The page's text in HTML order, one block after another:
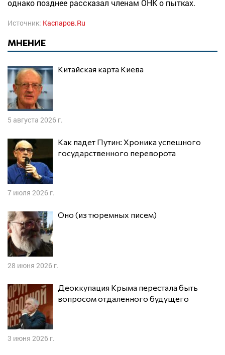
однако позднее рассказал членам ОНК о пытках.
Источник: Каспаров.Ru
МНЕНИЕ
Китайская карта Киева
5 августа 2026 г.
Как падет Путин: Хроника успешного
государственного переворота
7 июля 2026 г.
Оно (из тюремных писем)
28 июня 2026 г.
Деоккупация Крыма перестала быть
вопросом отдаленного будущего
3 июня 2026 г.